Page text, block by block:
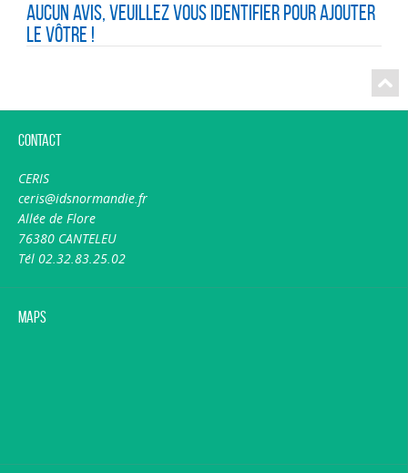
Aucun avis, veuillez vous identifier pour ajouter
le vôtre !
Contact
CERIS
ceris@idsnormandie.fr
Allée de Flore
76380 CANTELEU
Tél 02.32.83.25.02
Maps